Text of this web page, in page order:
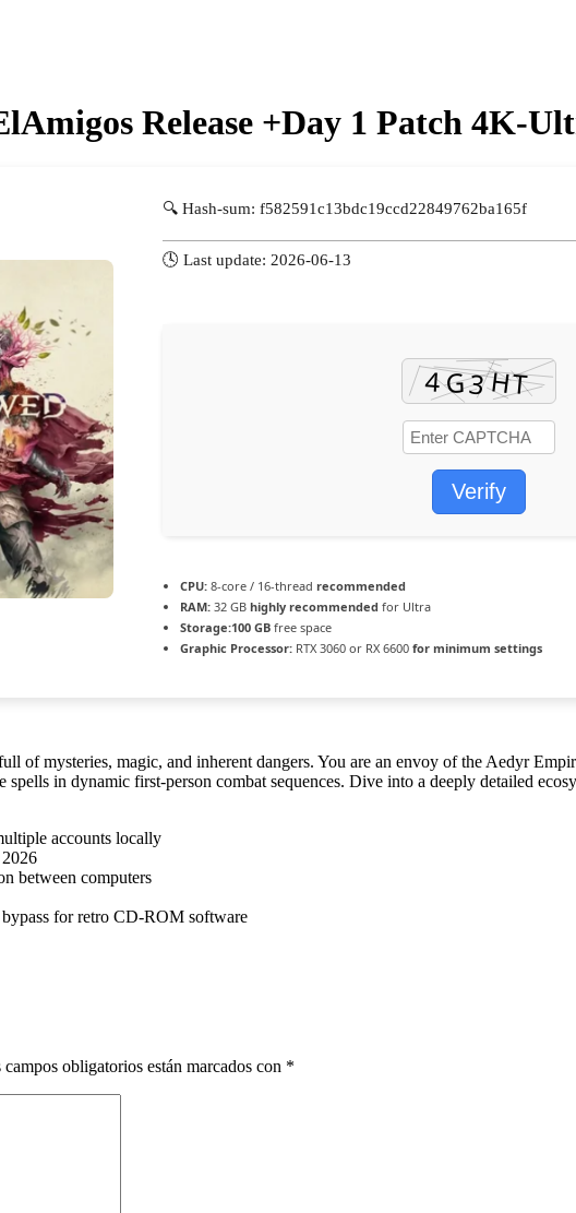
Release +Day 1 Patch 4K-
🔍 Hash-sum: f582591c13bdc19ccd22849762ba165f
🕓 Last update: 2026-06-13
Verify
CPU: 8-core / 16-thread recommended
RAM: 32 GB highly recommended for Ultra
Storage:100 GB free space
Graphic Processor: RTX 3060 or RX 6600 for minimum settings
of mysteries, magic, and inherent dangers. You are an envoy of the Aedyr
in dynamic first-person combat sequences. Dive into a deeply detailed
accounts locally
between computers
for retro CD-ROM software
campos obligatorios están marcados con *